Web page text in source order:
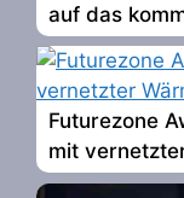
auf das
Futurezone
mit